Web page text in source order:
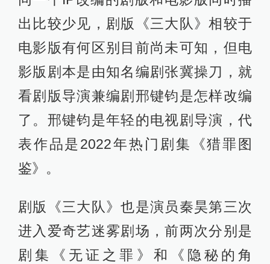
出比较少见，剧版《三大队》相较于
电影版有何区别目前尚未可知，但电
影版剧本是由知名编剧张冀操刀，就
看剧版导演兼编剧邢键钧是怎样改编
了。邢键钧是年轻的电视剧导演，代
表作品是2022年热门剧集《猎罪图
鉴》。
剧版《三大队》也是演员秦昊第三次
进入爱奇艺迷雾剧场，前两次分别是
剧集《无证之罪》和《隐秘的角